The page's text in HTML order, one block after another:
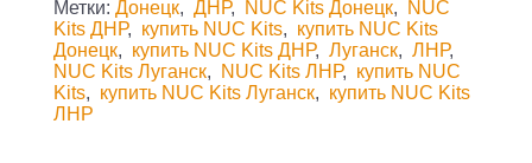
Метки: Донецк, ДНР, NUC Kits Донецк,
NUC
Kits ДНР, купить NUC Kits, купить NUC Kits
Донецк, купить NUC Kits ДНР, Луганск, ЛНР,
NUC Kits Луганск, NUC Kits ЛНР, купить NUC
Kits, купить NUC Kits Луганск, купить NUC Kits
ЛНР